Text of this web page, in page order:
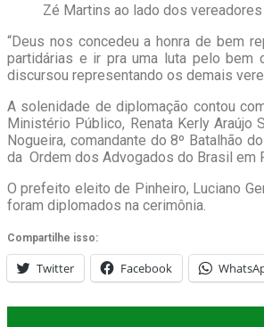
Zé Martins ao lado dos
“Deus nos concedeu a honra de bem
partidárias e ir pra uma luta pelo bem
discursou representando os demais
A solenidade de diplomação contou
Ministério Público, Renata Kerly Araújo
Nogueira, comandante do 8º Batalhão
da Ordem dos Advogados do Brasil em
O prefeito eleito de Pinheiro, Luciano
foram diplomados na cerimônia.
Compartilhe isso:
Twitter Facebook